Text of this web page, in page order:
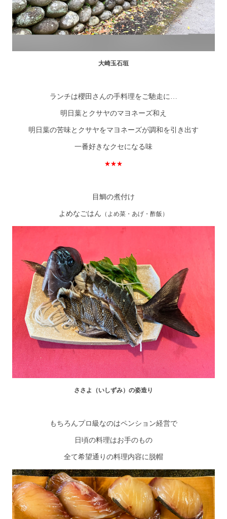
大崎玉石垣
ランチは櫻田さんの手料理をご馳走に…
明日葉とクサヤのマヨネーズ和え
明日葉の苦味とクサヤをマヨネーズが調和を引き出す
一番好きなクセになる味
★★★
目鯛の煮付け
よめなごはん （よめ菜・あげ・酢飯）
ささよ（いしずみ）の姿造り
もちろんプロ級なのはペンション経営で
日頃の料理はお手のもの
全て希望通りの料理内容に脱帽